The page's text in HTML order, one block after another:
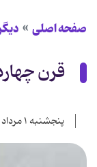
صفحه اصلی
قرن
پنجشنبه ۱ مرداد ۱۳۸۸ - ۰۰:۰۰